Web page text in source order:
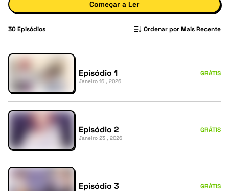
Começar a Ler
30Episódios Ordenar por Mais Recente
Episódio 1
Janeiro 16 , 2026
GRÁTIS
Episódio 2
Janeiro 23 , 2026
GRÁTIS
Episódio 3 GRÁTIS